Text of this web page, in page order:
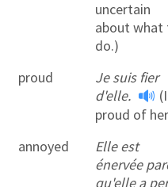
uncertain
about what
do.)
proud
Je suis fier
d'elle.
proud of
annoyed
Elle est
énervée
qu'elle a